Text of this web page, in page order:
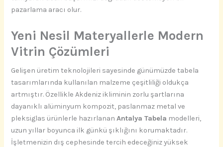
pazarlama aracı olur.
Yeni Nesil Materyallerle Modern
Vitrin Çözümleri
Gelişen üretim teknolojileri sayesinde günümüzde tabela
tasarımlarında kullanılan malzeme çeşitliliği oldukça
artmıştır. Özellikle Akdeniz ikliminin zorlu şartlarına
dayanıklı alüminyum kompozit, paslanmaz metal ve
pleksiglas ürünlerle hazırlananAntalya Tabela modelleri,
uzun yıllar boyunca ilk günkü şıklığını korumaktadır.
İşletmenizin dış cephesinde tercih edeceğiniz yüksek